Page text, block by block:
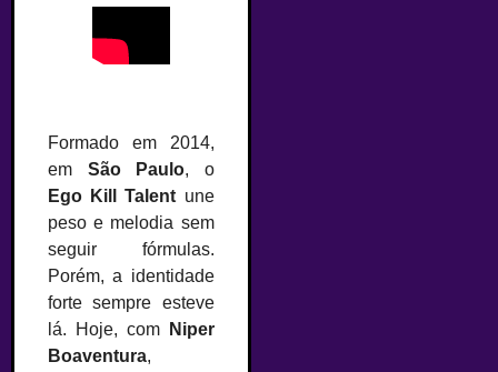
Formado em 2014,
em São Paulo, o
Ego Kill Talent une
peso e melodia sem
seguir fórmulas.
Porém, a identidade
forte sempre esteve
lá. Hoje, com
Niper
Boaventura,